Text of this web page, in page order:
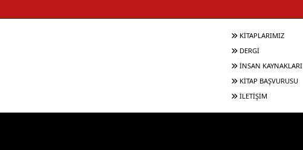
KİTAPLARIMIZ
DERGİ
İNSAN KAYNAKLARI
KİTAP BAŞVURUSU
İLETİŞİM